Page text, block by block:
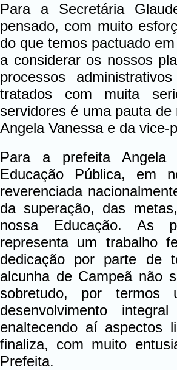
Para a Secretária
pensado, com muito
do que temos pactuado
a considerar os nossos
processos
tratados com muita
servidores é uma pauta
Angela Vanessa e da vice-
Para a prefeita Angela
Educação Pública, em
reverenciada
da superação, das
nossa Educação. As
representa um trabalho
dedicação por parte de
alcunha de Campeã não
sobretudo, por termos
desenvolvimento
enaltecendo aí aspectos
finaliza, com muito
Prefeita.